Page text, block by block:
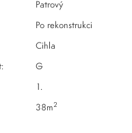
Patrový
Po rekonstrukci
Cihla
G
1.
38m2